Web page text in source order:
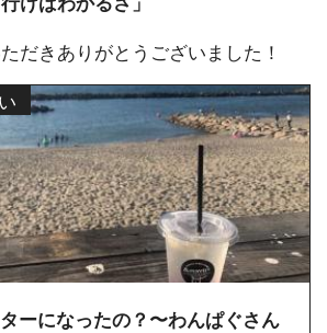
だきありがとうございました！
ーになったの？〜わんぱぐさん